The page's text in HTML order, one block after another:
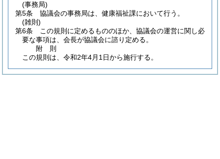
(事務局)
第5条
協議会の事務局は、健康福祉課において行う。
(雑則)
第6条
この規則に定めるもののほか、協議会の運営に関し必
要な事項は、会長が協議会に諮り定める。
附 則
この規則は、令和2年4月1日から施行する。